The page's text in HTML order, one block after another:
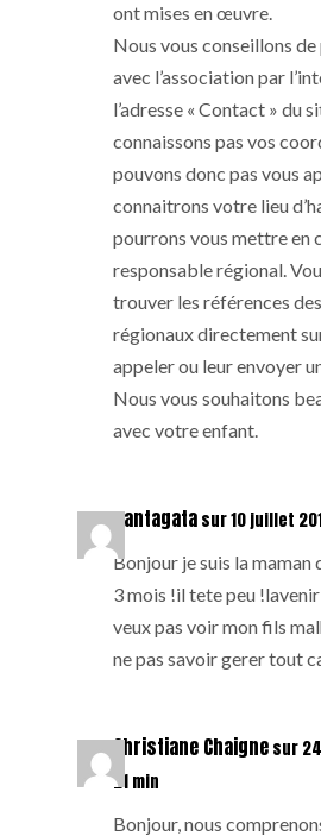
ont mises en œuvre.
Nous vous conseillons
avec l’association par
l’adresse « Contact » du
connaissons pas vos
pouvons donc pas vous
connaitrons votre lieu
pourrons vous mettre en
responsable régional.
trouver les références
régionaux directement
appeler ou leur envoyer
Nous vous souhaitons
avec votre enfant.
santagata sur 10 juillet
Bonjour je suis la maman
3 mois !il tete peu
veux pas voir mon fils
ne pas savoir gerer tout
Christiane Chaigne sur
21 min
Bonjour, nous